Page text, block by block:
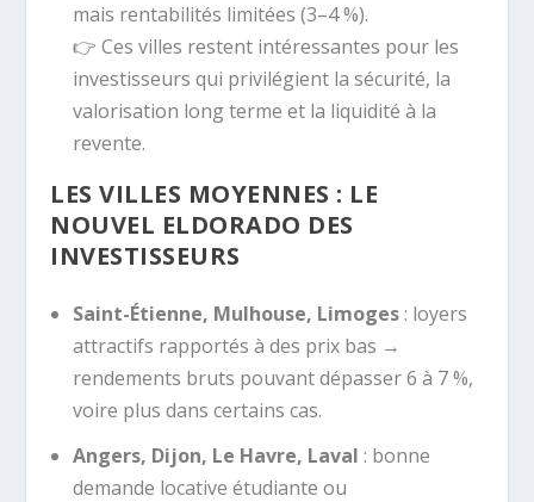
mais rentabilités limitées (3–4 %).
👉 Ces villes restent intéressantes pour les
investisseurs qui privilégient la sécurité, la
valorisation long terme et la liquidité à la
revente.
LES VILLES MOYENNES : LE
NOUVEL ELDORADO DES
INVESTISSEURS
Saint-Étienne, Mulhouse, Limoges: loyers
attractifs rapportés à des prix bas →
rendements bruts pouvant dépasser 6 à 7 %,
voire plus dans certains cas.
Angers, Dijon, Le Havre, Laval : bonne
demande locative étudiante ou